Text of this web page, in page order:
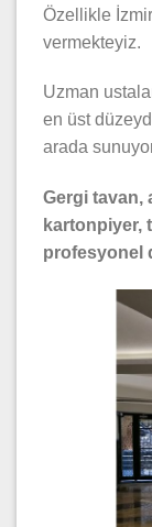
Özellikle
vermekteyiz.
Uzman
en üst
arada
Gergi tavan,
kartonpiyer,
profesyonel